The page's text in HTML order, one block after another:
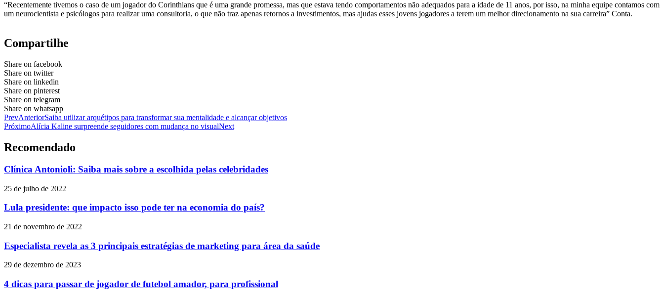
“Recentemente tivemos o caso de um jogador do Corinthians que é uma grande promessa, mas que estava tendo comportamentos não adequados para a idade de 11 anos, por isso, na minha equipe contamos com
um neurocientista e psicólogos para realizar uma consultoria, o que não traz apenas retornos a investimentos, mas ajudas esses jovens jogadores a terem um melhor direcionamento na sua carreira” Conta.
Compartilhe
Share on facebook
Share on twitter
Share on linkedin
Share on pinterest
Share on telegram
Share on whatsapp
PrevAnteriorSaiba utilizar arquétipos para transformar sua mentalidade e alcançar objetivos
PróximoAlícia Kaline surpreende seguidores com mudança no visualNext
Recomendado
Clínica Antonioli: Saiba mais sobre a escolhida pelas celebridades
25 de julho de 2022
Lula presidente: que impacto isso pode ter na economia do país?
21 de novembro de 2022
Especialista revela as 3 principais estratégias de marketing para área da saúde
29 de dezembro de 2023
4 dicas para passar de jogador de futebol amador, para profissional